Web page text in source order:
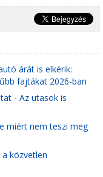
árát is elkérik:
fajtákat 2026-ban
- Az utasok is
miért nem teszi meg
közvetlen